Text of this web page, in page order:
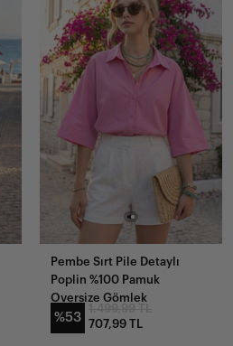
Pembe Sırt Pile Detaylı
Poplin %100 Pamuk
Oversize Gömlek
%53
707,99 TL